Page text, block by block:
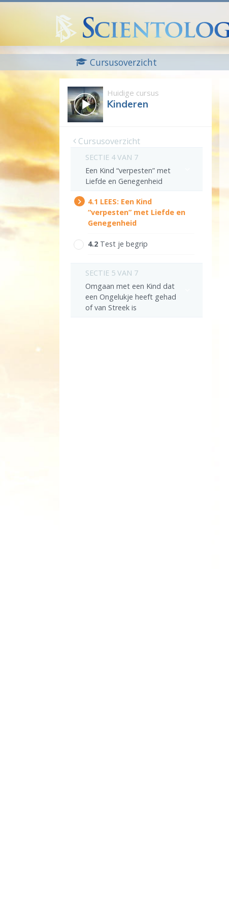
Cursusoverzicht
Huidige cursus
Kinderen
Cursusoverzicht
SECTIE 4 VAN 7
Een Kind “verpesten” met
Liefde en Genegenheid
4.‎1 LEES: Een Kind
“verpesten” met Liefde en
Genegenheid
4.‎2 Test je begrip
SECTIE 5 VAN 7
Omgaan met een Kind dat
een Ongelukje heeft gehad
of van Streek is